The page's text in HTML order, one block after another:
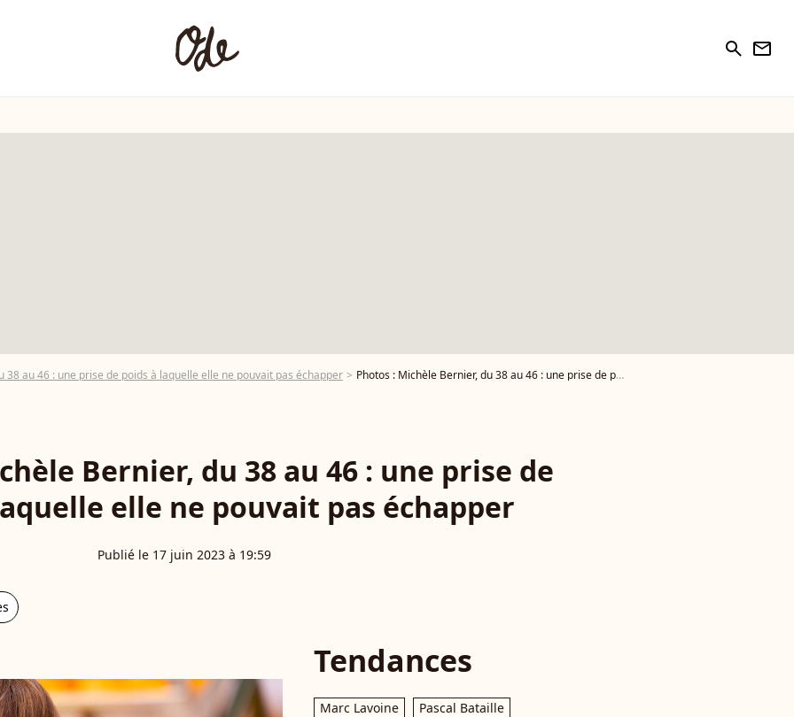
search newsletter
38 au 46 : une prise de poids à laquelle elle ne pouvait pas échapper Photos : Michèle Bernier, du 38 au 46 : une prise de poids à laquelle elle ne pouvait pas échapper
Bernier, du 38 au 46 : une prise de
elle ne pouvait pas échapper
Publié le 17 juin 2023 à 19:59
Tendances
Marc Lavoine
Pascal Bataille